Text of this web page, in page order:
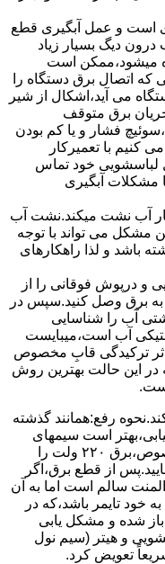
اﺳﺖ و ﻋﻤﻞ آﺑﮕﯿﺮی ﻗﻄﻊ
دﯾﮓ ﺑﺴﯿﺎر زﯾﺎد
میشود،ممکن است
اتصال برق دستگاه را
می آید،اشکال از شیر
برق متوقف
فشار و یا کم بودن
کنیم با تعمیرکار
خود تماس
مشکلات آبگیری
ﮐﺎر آب ﻧﺸﺖ میکند.نشت آب
مشکل می تواند با توجه
باشد و لذا راهکارهای
و درپوش ﻓﻮﻗﺎﻧﯽ را از
ﺑﺮق وصل ﮐﻨﯿﺪ.سپس در
آب را ﺷﻨﺎﺳﺎﯾﯽ
آب اﺳﺖ،میبایست
ﺗﺮﮐﯿﺪﮔﯽ قابِ ﻣﺨﺼﻮص
در این حالت بهترین روش
رﻓﻊ:ﻫﻤﺎﻧﻨﺪ ﮔﺬﺷﺘﻪ
است سیمهای
راﺑﻂ ﻫﯿﺘﺮ را ﺟﺪا ﻧﻤﻮده و ﺑﺎ ﯾﮏ ﺳﯿﻢ ﻣﺨﺼﻮص،برق ۲۲۰ ولت را
وصل نمایید.ﭘﺲ از ﻗﻄﻊ ﺑﺮق،اﮔﺮ
ﺳﺎﻟﻢ است اما ﺑﻪ آن
ﺧﻮد ﺗﺎﯾﻤﺮ باشد،ﮐﻪ در
شده و مشکل یابی
و ﻫﯿﺘﺮ (سیم ﻧﻮل
ﺗﻌﻮﯾﺾ کرد.